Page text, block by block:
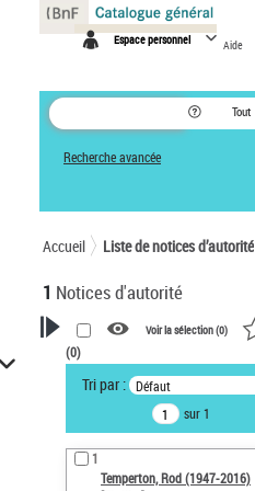
Espace personnel Aide
Tout
Recherche avancée
Accueil Liste de notices d’autorité
1 Notices d'autorité
VOTRE RECHERCHE
Recherche avancée dans les
notices d’autorité
Œuvres liées à l'auteur :
Temperton, Rod (1947-2016)
Voir la sélection (0)
(0)
Tri par : Défaut
sur 1
1
Temperton, Rod (1947-2016)
Panneau de gestion des cookies